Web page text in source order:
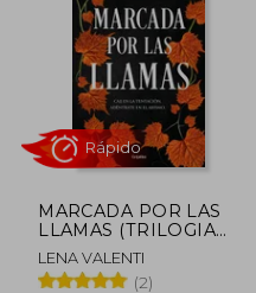
dcto. $ 980
MARCADA POR LAS
LLAMAS (TRILOGIA
DEL FUEGO
SAGRADO 2)
LENA VALENTI
(2)